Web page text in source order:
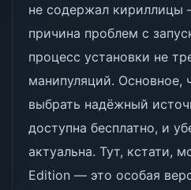
не содержал кириллицы
причина проблем с
процесс установки не
манипуляций. Основное,
выбрать надёжный
доступна бесплатно, и
актуальна. Тут, кстати,
Edition — это особая